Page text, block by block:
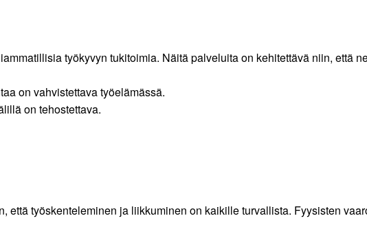
työkyvyn tukitoimia. Näitä palveluita on kehitettävä niin, että
on vahvistettava työelämässä.
on tehostettava.
että työskenteleminen ja liikkuminen on kaikille turvallista. Fyysisten